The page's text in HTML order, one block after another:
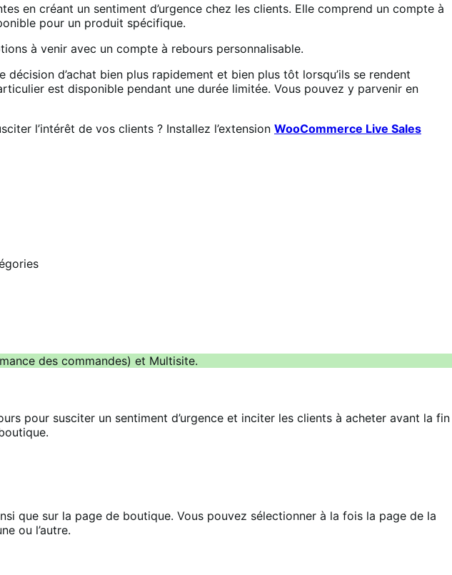
en créant un sentiment d’urgence chez les clients. Elle comprend un compte à
pour un produit spécifique.
à venir avec un compte à rebours personnalisable.
d’achat bien plus rapidement et bien plus tôt lorsqu’ils se rendent
est disponible pendant une durée limitée. Vous pouvez y parvenir en
l’intérêt de vos clients ? Installez l’extension WooCommerce Live Sales
des commandes) et Multisite.
pour susciter un sentiment d’urgence et inciter les clients à acheter avant la fin
que sur la page de boutique. Vous pouvez sélectionner à la fois la page de la
ou l’autre.